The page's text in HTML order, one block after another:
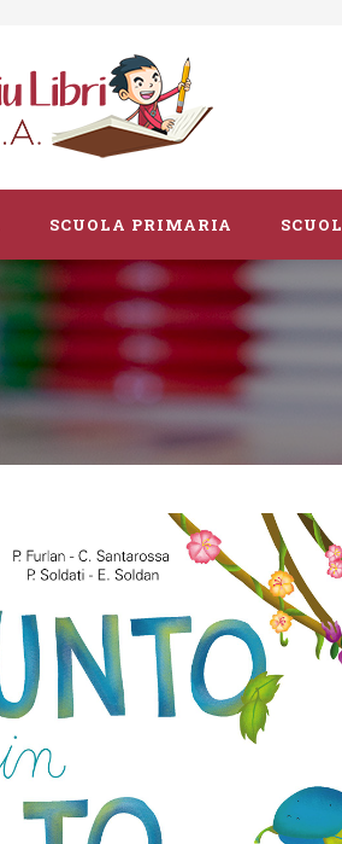
SCUOLA PRIMARIA
Parascolastico
Vacanze
Guide didattiche